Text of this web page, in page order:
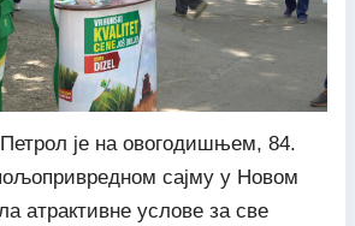
је на овогодишњем, 84.
сајму у Новом
атрактивне услове за све